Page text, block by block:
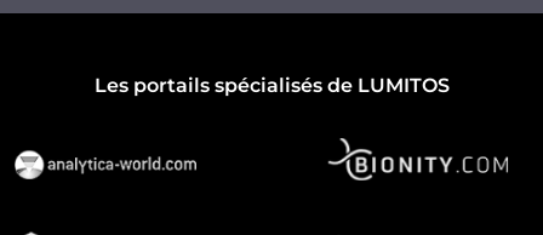
Les portails spécialisés de LUMITOS